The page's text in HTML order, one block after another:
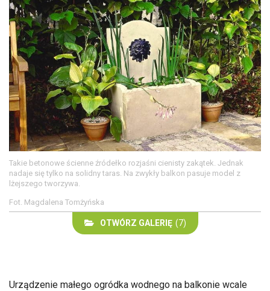
Takie betonowe ścienne źródełko rozjaśni cienisty zakątek. Jednak
nadaje się tylko na solidny taras. Na zwykły balkon pasuje model z
lżejszego tworzywa.
Fot. Magdalena Tomżyńska
OTWÓRZ GALERIĘ (7)
Urządzenie małego ogródka wodnego na balkonie wcale